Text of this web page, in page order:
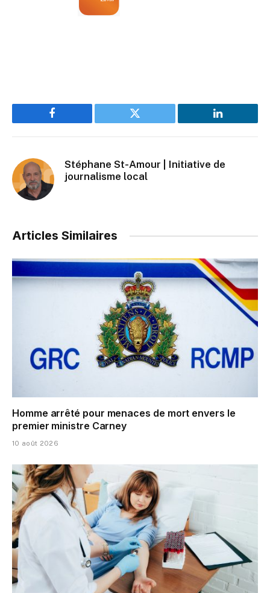
Facebook Twitter LinkedIn
Stéphane St-Amour | Initiative de
journalisme local
Articles Similaires
Homme arrêté pour menaces de mort envers le
premier ministre Carney
10 août 2026